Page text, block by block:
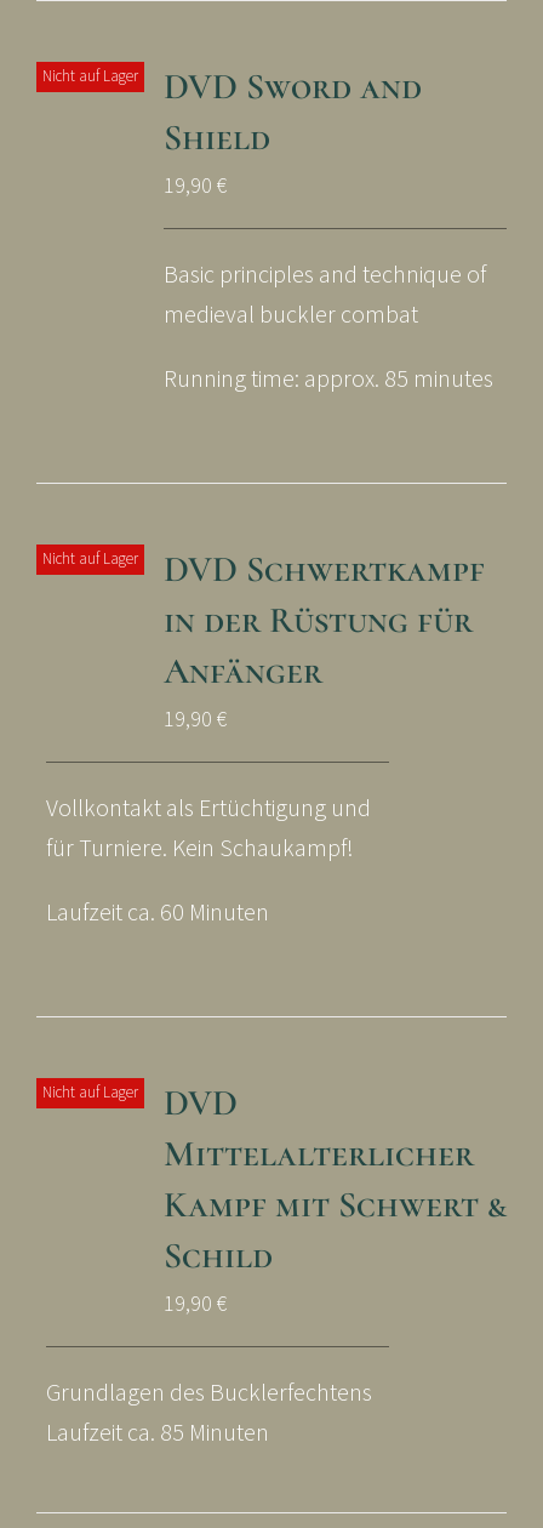
Nicht auf Lager
DVD Sword and
Shield
19,90 €
Basic principles and technique of
medieval buckler combat
Running time: approx. 85 minutes
Nicht auf Lager
DVD Schwertkampf
in der Rüstung für
Anfänger
19,90 €
Vollkontakt als Ertüchtigung und
für Turniere. Kein Schaukampf!
Laufzeit ca. 60 Minuten
Nicht auf Lager
DVD
Mittelalterlicher
Kampf mit Schwert &
Schild
19,90 €
Grundlagen des Bucklerfechtens
Laufzeit ca. 85 Minuten